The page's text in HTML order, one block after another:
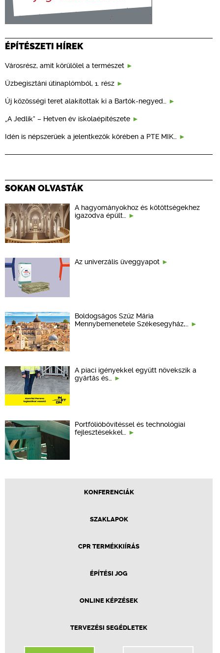
ÉPÍTÉSZETI HÍREK
Városrész, amit körülölel a természet
Üzbegisztáni útinaplómból, 1. rész
Új közösségi teret alakítottak ki a Bartók-negyed…
„A Jedlik” – Hetven év iskolaépítészete
Idén is népszerűek a jelentkezők körében a PTE MIK…
SOKAN OLVASTÁK
A hagyományokhoz és kötöttségekhez
igazodva épült…
Az univerzális üveggyapot
Boldogságos Szűz Mária
Mennybemenetele Székesegyház,…
A piaci igényekkel együtt növekszik a
gyártás és…
Portfólióbővítéssel és technológiai
fejlesztésekkel…
KONFERENCIÁK
SZAKLAPOK
CPR TERMÉKKIÍRÁS
ÉPÍTÉSI JOG
ONLINE KÉPZÉSEK
TERVEZÉSI SEGÉDLETEK